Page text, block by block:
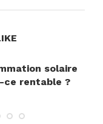
solaire
ce rentable ?